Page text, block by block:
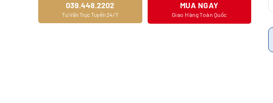
039.448.2202
Tư Vấn Trực Tuyến 24/7
MUA NGAY
Giao Hàng Toàn Quốc